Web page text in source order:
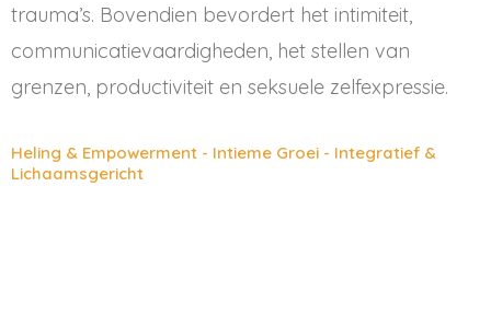
trauma’s. Bovendien bevordert het intimiteit,
communicatievaardigheden, het stellen van
grenzen, productiviteit en seksuele zelfexpressie.
Heling & Empowerment - Intieme Groei - Integratief &
Lichaamsgericht